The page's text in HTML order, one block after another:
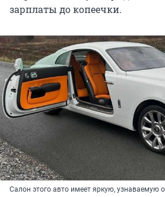
зарплаты до копеечки.
Салон этого авто имеет яркую, узнаваемую